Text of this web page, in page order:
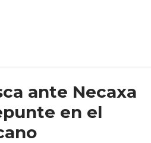
ante Necaxa
en el